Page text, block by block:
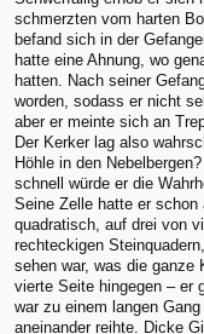
schmerzten vom harten
befand sich in der
hatte eine Ahnung, wo
hatten. Nach seiner
worden, sodass er nicht
aber er meinte sich an
Der Kerker lag also
Höhle in den
schnell würde er die
Seine Zelle hatte er
quadratisch, auf drei von
rechteckigen
sehen war, was die
vierte Seite hingegen – er
war zu einem langen
aneinander reihte. Dicke